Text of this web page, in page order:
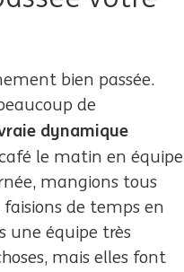
bien passée.
de
dynamique
le matin en équipe
mangions tous
de temps en
une équipe très
mais elles font